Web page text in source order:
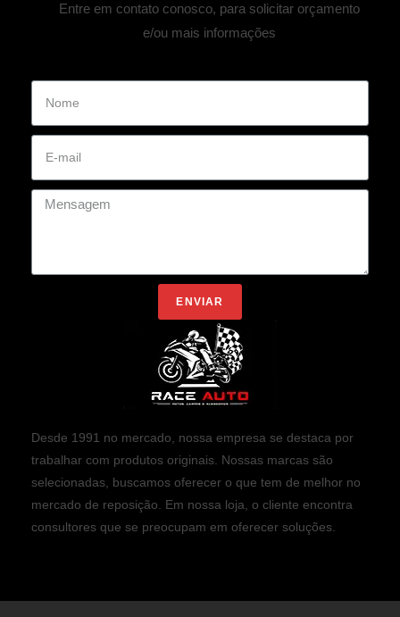
Entre em contato conosco, para solicitar orçamento
e/ou mais informações
ENVIAR
Desde 1991 no mercado, nossa empresa se destaca por
trabalhar com produtos originais. Nossas marcas são
selecionadas, buscamos oferecer o que tem de melhor no
mercado de reposição. Em nossa loja, o cliente encontra
consultores que se preocupam em oferecer soluções.